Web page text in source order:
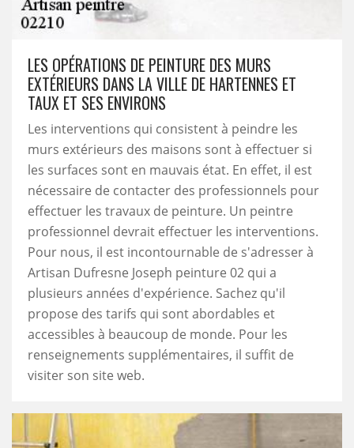
LES OPÉRATIONS DE PEINTURE DES MURS
EXTÉRIEURS DANS LA VILLE DE HARTENNES ET
TAUX ET SES ENVIRONS
Les interventions qui consistent à peindre les
murs extérieurs des maisons sont à effectuer si
les surfaces sont en mauvais état. En effet, il est
nécessaire de contacter des professionnels pour
effectuer les travaux de peinture. Un peintre
professionnel devrait effectuer les interventions.
Pour nous, il est incontournable de s'adresser à
Artisan Dufresne Joseph peinture 02 qui a
plusieurs années d'expérience. Sachez qu'il
propose des tarifs qui sont abordables et
accessibles à beaucoup de monde. Pour les
renseignements supplémentaires, il suffit de
visiter son site web.